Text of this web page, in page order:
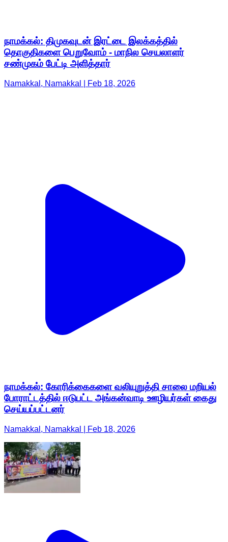
நாமக்கல்: திமுகவுடன் இரட்டை இலக்கத்தில்
தொகுதிகளை பெறுவோம் - மாநில செயலாளர்
சண்முகம் பேட்டி அளித்தார்
Namakkal, Namakkal | Feb 18, 2026
நாமக்கல்: கோரிக்கைகளை வலியுறுத்தி சாலை மறியல்
போராட்டத்தில் ஈடுபட்ட அங்கன்வாடி ஊழியர்கள் கைது
செய்யப்பட்டனர்
Namakkal, Namakkal | Feb 18, 2026